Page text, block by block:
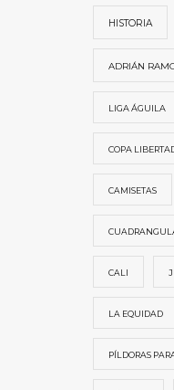
HISTORIA
ADRIÁN
LIGA ÁGUILA
COPA
CAMISETAS
CALI
LA EQUIDAD
PÍLDORAS